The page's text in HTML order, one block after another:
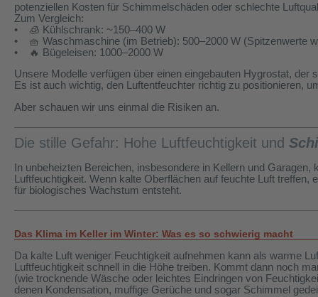
potenziellen Kosten für Schimmelschäden oder schlechte
Zum Vergleich:
• 🧊 Kühlschrank: ~150–400 W
• 🧺 Waschmaschine (im Betrieb): 500–2000 W (Spitzenwerte
• 🔥 Bügeleisen: 1000–2000 W
Unsere Modelle verfügen über einen eingebauten Hygrostat,
Es ist auch wichtig, den Luftentfeuchter richtig zu positionieren,
Aber schauen wir uns einmal die Risiken an.
Die stille Gefahr: Hohe Luftfeuchtigkeit und
In unbeheizten Bereichen, insbesondere in Kellern und
Luftfeuchtigkeit. Wenn kalte Oberflächen auf feuchte Luft
für biologisches Wachstum entsteht.
Das Klima im Keller im Winter: Was es so schwierig macht
Da kalte Luft weniger Feuchtigkeit aufnehmen kann als warme
Luftfeuchtigkeit schnell in die Höhe treiben. Kommt dann noch
(wie trocknende Wäsche oder leichtes Eindringen von
denen Kondensation, muffige Gerüche und sogar Schimmel